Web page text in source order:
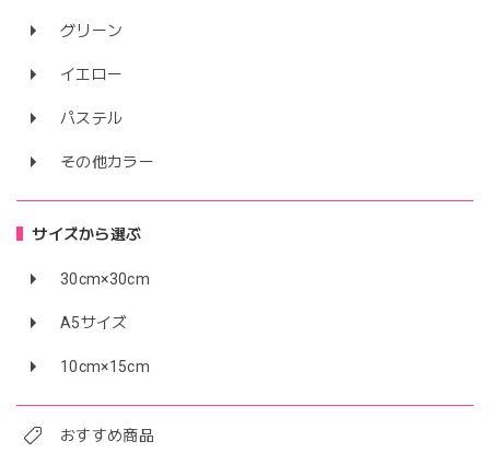
グリーン
イエロー
パステル
その他カラー
サイズから選ぶ
30cm×30cm
A5サイズ
10cm×15cm
おすすめ商品